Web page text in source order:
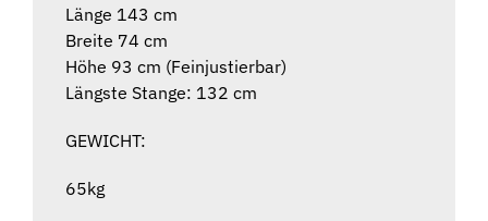
Länge 143 cm
Breite 74 cm
Höhe 93 cm (Feinjustierbar)
Längste Stange: 132 cm
GEWICHT:
65kg